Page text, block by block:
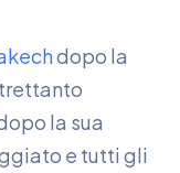
dopo la
la sua
e tutti gli